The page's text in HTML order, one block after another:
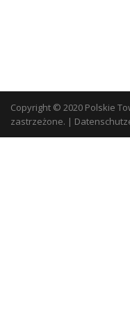
Copyright © 2020 Polskie
zastrzeżone. |